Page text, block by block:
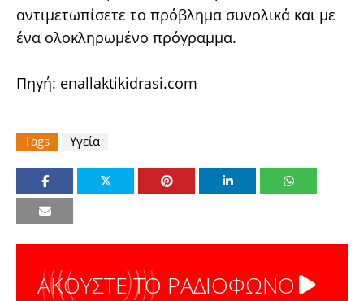
αντιμετωπίσετε το πρόβλημα συνολικά και με
ένα ολοκληρωμένο πρόγραμμα.
Πηγή: enallaktikidrasi.com
Tags Υγεία
ΑΚΟΥΣΤΕ ΤΟ ΡΑΔΙΟΦΩΝΟ